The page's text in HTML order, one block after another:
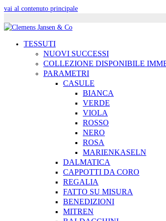
vai al contenuto principale
TESSUTI
NUOVI SUCCESSI
COLLEZIONE DISPONIBILE
PARAMETRI
CASULE
BIANCA
VERDE
VIOLA
ROSSO
NERO
ROSA
MARIENKASELN
DALMATICA
CAPPOTTI DA CORO
REGALIA
FATTO SU MISURA
BENEDIZIONI
MITREN